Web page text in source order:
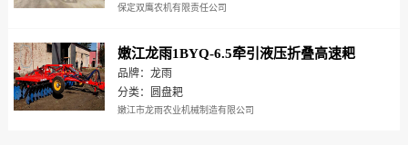
保定双鹰农机有限责任公司
嫩江龙雨1BYQ-6.5牵引液压折叠高速耙
品牌：龙雨
分类：圆盘耙
嫩江市龙雨农业机械制造有限公司